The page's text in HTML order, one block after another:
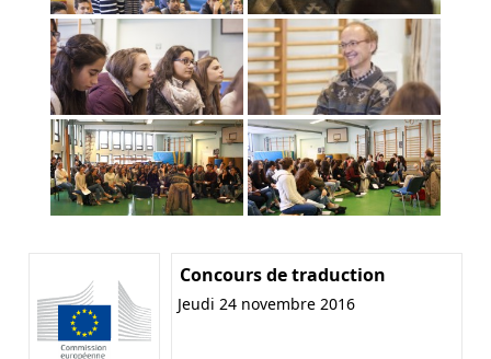
Concours de traduction
Jeudi 24 novembre 2016